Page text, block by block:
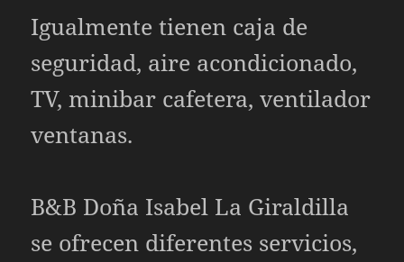
Igualmente tienen caja de
seguridad, aire acondicionado,
TV, minibar cafetera, ventilador
ventanas.
B&B Doña Isabel La Giraldilla
se ofrecen diferentes servicios,